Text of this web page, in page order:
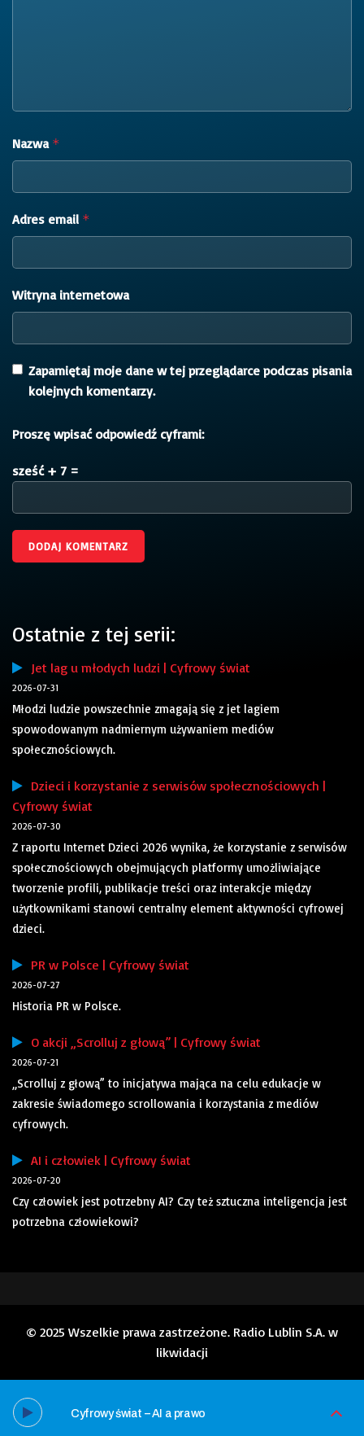
Nazwa *
Adres email *
Witryna internetowa
Zapamiętaj moje dane w tej przeglądarce podczas pisania
kolejnych komentarzy.
Proszę wpisać odpowiedź cyframi:
sześć + 7 =
Ostatnie z tej serii:
Jet lag u młodych ludzi | Cyfrowy świat
2026-07-31
Młodzi ludzie powszechnie zmagają się z jet lagiem
spowodowanym nadmiernym używaniem mediów
społecznościowych.
Dzieci i korzystanie z serwisów społecznościowych |
Cyfrowy świat
2026-07-30
Z raportu Internet Dzieci 2026 wynika, że korzystanie z serwisów
społecznościowych obejmujących platformy umożliwiające
tworzenie profili, publikacje treści oraz interakcje między
użytkownikami stanowi centralny element aktywności cyfrowej
dzieci.
PR w Polsce | Cyfrowy świat
2026-07-27
Historia PR w Polsce.
O akcji „Scrolluj z głową” | Cyfrowy świat
2026-07-21
„Scrolluj z głową” to inicjatywa mająca na celu edukacje w
zakresie świadomego scrollowania i korzystania z mediów
cyfrowych.
AI i człowiek | Cyfrowy świat
2026-07-20
Czy człowiek jest potrzebny AI? Czy też sztuczna inteligencja jest
potrzebna człowiekowi?
© 2025 Wszelkie prawa zastrzeżone. Radio Lublin S.A. w
likwidacji
Cyfrowy świat – AI a prawo